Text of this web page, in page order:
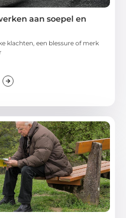
aan soepel en
klachten, een blessure of merk